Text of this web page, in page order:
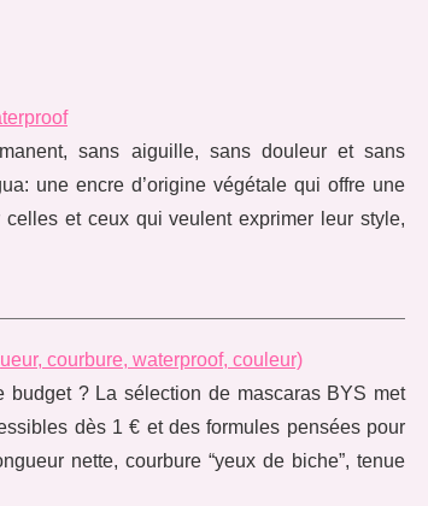
sans aiguille, sans douleur et sans
une encre d’origine végétale qui offre une
et ceux qui veulent exprimer leur style,
courbure, waterproof, couleur)
budget ? La sélection de mascaras BYS met
dès 1 € et des formules pensées pour
nette, courbure “yeux de biche”, tenue